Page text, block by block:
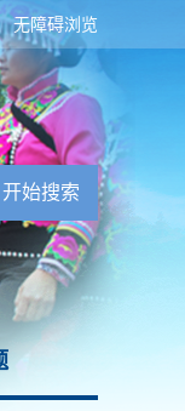
无障碍浏览